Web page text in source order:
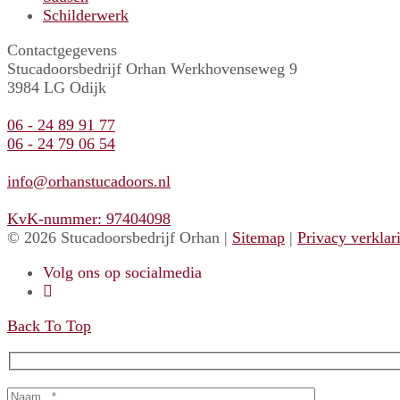
Schilderwerk
Contactgegevens
Stucadoorsbedrijf Orhan Werkhovenseweg 9
3984 LG Odijk
06 - 24 89 91 77
06 - 24 79 06 54
info@orhanstucadoors.nl
KvK-nummer: 97404098
© 2026 Stucadoorsbedrijf Orhan | Sitemap | Privacy
Volg ons op socialmedia
Back To Top